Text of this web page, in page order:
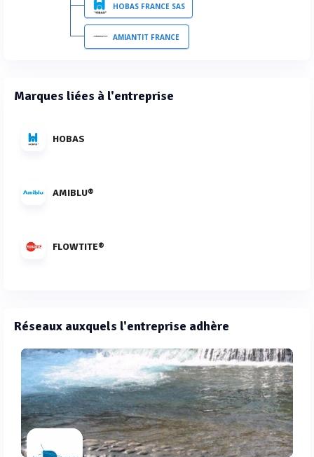
HOBAS FRANCE SAS
AMIANTIT FRANCE
Marques liées à l'entreprise
HOBAS
AMIBLU®
FLOWTITE®
Réseaux auxquels l'entreprise adhère